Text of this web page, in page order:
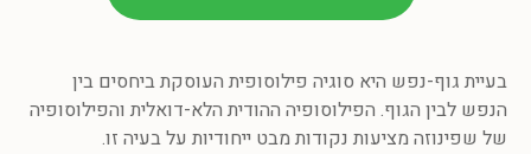
בעיית גוף-נפש היא סוגיה פילוסופית העוסקת ביחסים בין
הנפש לבין הגוף. הפילוסופיה ההודית הלא-דואלית והפילוסופיה
של שפינוזה מציעות נקודות מבט ייחודיות על בעיה זו.